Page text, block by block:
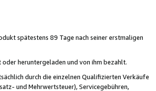
spätestens 89 Tage nach seiner erstmaligen
heruntergeladen und von ihm bezahlt.
durch die einzelnen Qualifizierten Verkäufe
und Mehrwertsteuer), Servicegebühren,